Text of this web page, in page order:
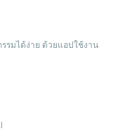
รรมได้ง่าย ด้วยแอปใช้งาน